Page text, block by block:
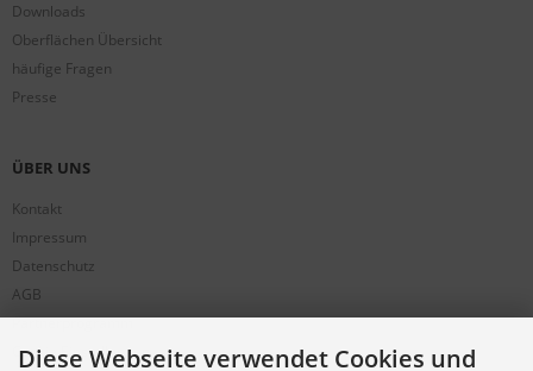
Downloads
Oberflächen Übersicht
häufige Fragen
Presse
ÜBER UNS
Kontakt
Impressum
Datenschutz
AGB
Partnerprogramm
Cookie Einstellungen
Diese Webseite verwendet Cookies und